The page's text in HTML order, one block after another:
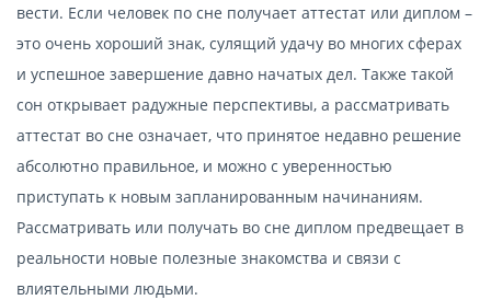
вести. Если человек по сне получает аттестат или диплом –
это очень хороший знак, сулящий удачу во многих сферах
и успешное завершение давно начатых дел. Также такой
сон открывает радужные перспективы, а рассматривать
аттестат во сне означает, что принятое недавно решение
абсолютно правильное, и можно с уверенностью
приступать к новым запланированным начинаниям.
Рассматривать или получать во сне диплом предвещает в
реальности новые полезные знакомства и связи с
влиятельными людьми.